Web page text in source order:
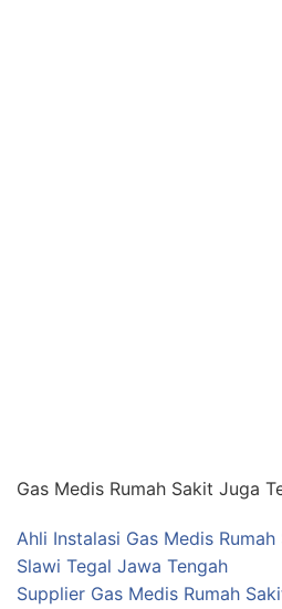
Gas Medis Rumah Sakit Juga
Ahli Instalasi Gas Medis
Slawi Tegal Jawa Tengah
Supplier Gas Medis Rumah